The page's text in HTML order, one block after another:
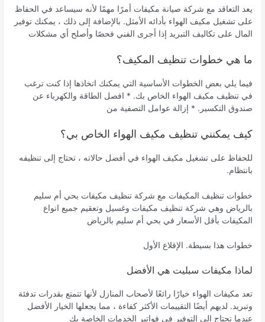
يعد التعاقد مع شركة صيانة مكيفات أمرًا مهمًا لأنه سيساعد في الحفاظ
على تشغيل مكيف الهواء بأدائه الأمثل. بالإضافة إلى ذلك ، يمكنك توفير
المال على تكاليف التبريد إذا أجرى الفني فحصًا وأصلح أي مشكلات
ما هي خطوات تنظيف المكيف؟
فيما يلي بعض الخطوات الأساسية التي يمكنك اتخاذها إذا كنت ترغب
في تنظيف مكيف الهواء الخاص بك. * افصل الطاقة والكهرباء عن
صندوق التكسير. * إزالة عوامل التصفية من
كيف يمكنني تنظيف مكيف الهواء الخاص بي؟
للحفاظ على تشغيل مكيف الهواء في أفضل حالاته ، تحتاج إلى تنظيفه
بانتظام.
خطوات تنظيف المكيفات مع شركة تنظيف مكيفات بحي أم سليم
بالرياض وهي شركة تنظيف مكيفات وغسيل وتعقيم جميع انواع
المكيفات بأقل الأسعار في بحي أم سليم بالرياض
خطوات هذا بسيطة. الإقلاع الأول
لماذا مكيفات سبليت هي الأفضل
تعد مكيفات الهواء خيارًا رائعًا لأصحاب المنازل لأنها تتمتع بقدرات تدفئة
وتبريد. لديهم أيضًا التقييمات الأكثر كفاءة ، مما يجعلها الخيار الأفضل
عندما تحتاج إلى التوفير في فواتير الخدمات الخاصة بك